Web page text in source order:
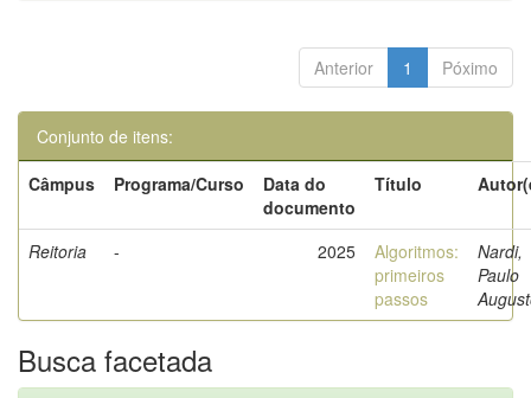
Anterior 1 Póximo
Conjunto de itens:
Câmpus
Programa/Curso
Data do
documento
Título
Reitoria - 2025
Algoritmos:
primeiros
passos
Nardi,
Paulo
Busca facetada